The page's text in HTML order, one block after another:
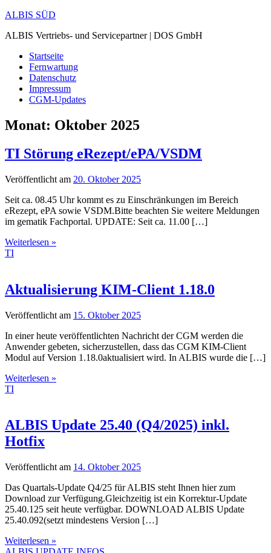
Zum
springen
ALBIS SÜD
ALBIS Vertriebs- und Servicepartner | DOS GmbH
Startseite
Fernwartung
Datenschutz
Impressum
CGM-Updates
Monat: Oktober 2025
TI Störung eRezept/ePA/VSDM
Veröffentlicht am 20. Oktober 2025
Seit ca. 08.45 Uhr kommt es zu Einschränkungen im Bereich
eRezept, ePA sowie VSDM.Bitte beachten Sie weitere Meldungen
im gematik Fachportal. UPDATE: Seit ca. 11.00 […]
Weiterlesen »
TI
Aktualisierung KIM-Client 1.18.0
Veröffentlicht am 15. Oktober 2025
In einer heute veröffentlichten Nachricht der CGM werden die
Anwender gebeten, sicherzustellen, dass das CGM KIM-Client
Modul auf Version 1.18.0aktualisiert wird. In ALBIS wurde die […]
Weiterlesen »
TI
ALBIS Update 25.40 (Q4/2025) inkl.
Hotfix
Veröffentlicht am 14. Oktober 2025
Das Quartals-Update Q4/25 für ALBIS steht Ihnen hier zum
Download zur Verfügung.Gleichzeitig ist ein Korrektur-Update
25.40.125 seit heute verfügbar. DOWNLOAD ALBIS Update
25.40.092(setzt mindestens Version […]
Weiterlesen »